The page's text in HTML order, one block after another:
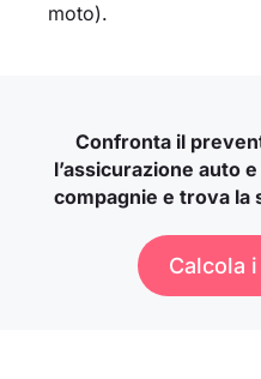
moto).
Confronta il
l’assicurazione auto
compagnie e trova la
Calcola